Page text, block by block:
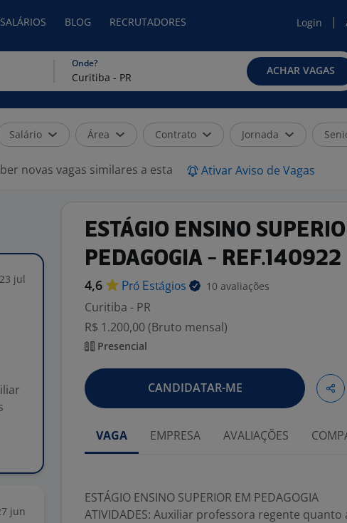
SALÁRIOS BLOG RECRUTADORES Login
Onde?
ACHAR VAGAS
Salário Área Contrato Jornada
novas vagas similares a esta Ativar Aviso de Vagas
23 jul
jun
ESTÁGIO ENSINO
PEDAGOGIA - REF.140922
4,6 Pró Estágios 10 avaliações
Curitiba - PR
R$ 1.200,00 (Bruto mensal)
Presencial
CANDIDATAR-ME
VAGA EMPRESA AVALIAÇÕES
ESTÁGIO ENSINO SUPERIOR EM PEDAGOGIA
ATIVIDADES: Auxiliar professora regente